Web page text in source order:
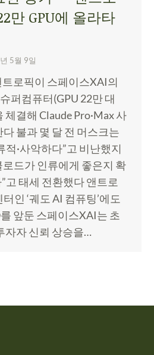
만 GPU에 올라타
5월 9일
트로픽이 스페이스XAI의
퍼컴퓨터(GPU 22만 대
체결해 Claude Pro·Max 사
불과 몇 달 전 머스크는
적·사악하다”고 비난했지
로드가 인류에게 좋은지 확
고 태세 전환했다 앤트로
인 ‘궤도 AI 컴퓨팅’에도
앞둔 스페이스XAI는 초
자자 신뢰 상승을…